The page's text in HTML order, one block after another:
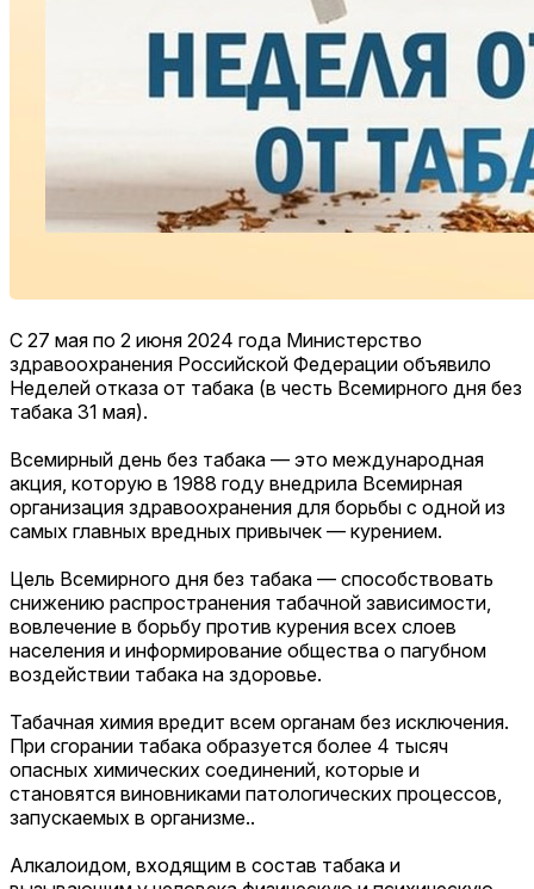
С 27 мая по 2 июня 2024 года Министерство
здравоохранения Российской Федерации объявило
Неделей отказа от табака (в честь Всемирного дня без
табака 31 мая).
Всемирный день без табака — это международная
акция, которую в 1988 году внедрила Всемирная
организация здравоохранения для борьбы с одной из
самых главных вредных привычек — курением.
Цель Всемирного дня без табака — способствовать
снижению распространения табачной зависимости,
вовлечение в борьбу против курения всех слоев
населения и информирование общества о пагубном
воздействии табака на здоровье.
Табачная химия вредит всем органам без исключения.
При сгорании табака образуется более 4 тысяч
опасных химических соединений, которые и
становятся виновниками патологических процессов,
запускаемых в организме..
Алкалоидом, входящим в состав табака и